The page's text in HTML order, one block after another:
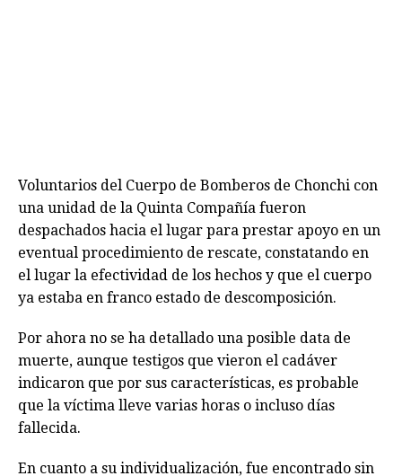
Voluntarios del Cuerpo de Bomberos de Chonchi con
una unidad de la Quinta Compañía fueron
despachados hacia el lugar para prestar apoyo en un
eventual procedimiento de rescate, constatando en
el lugar la efectividad de los hechos y que el cuerpo
ya estaba en franco estado de descomposición.
Por ahora no se ha detallado una posible data de
muerte, aunque testigos que vieron el cadáver
indicaron que por sus características, es probable
que la víctima lleve varias horas o incluso días
fallecida.
En cuanto a su individualización, fue encontrado sin